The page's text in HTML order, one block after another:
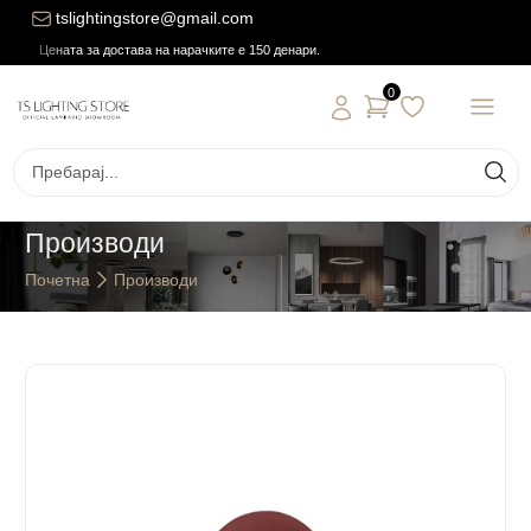
tslightingstore@gmail.com
Цената за достава на нарачките е 150 денари.
0
Производи
Почетна Производи